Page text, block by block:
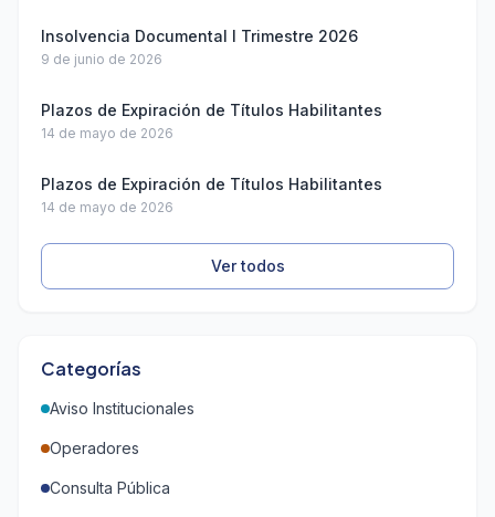
Insolvencia Documental I Trimestre 2026
9 de junio de 2026
Plazos de Expiración de Títulos Habilitantes
14 de mayo de 2026
Plazos de Expiración de Títulos Habilitantes
14 de mayo de 2026
Ver todos
Categorías
Aviso Institucionales
Operadores
Consulta Pública